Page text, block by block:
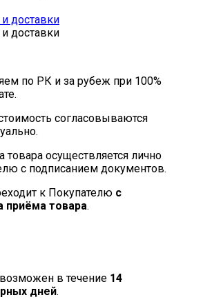
доставки
доставки
по РК и за рубеж при 100%
согласовываются
товара осуществляется лично
с подписанием документов.
к Покупателю с
приёма товара.
в течение 14
дней.